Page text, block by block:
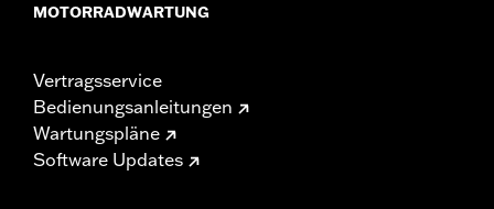
MOTORRADWARTUNG
Vertragsservice
Bedienungsanleitungen
Wartungspläne
Software Updates